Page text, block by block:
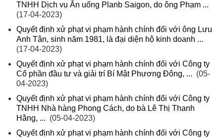
TNHH Dịch vụ Ăn uống Planb Saigon, do ông Phạm ...
(17-04-2023)
Quyết định xử phạt vi phạm hành chính đối với ông Lưu
Anh Tân, sinh năm 1981, là đại diện hộ kinh doanh ...
(17-04-2023)
Quyết định xử phạt vi phạm hành chính đối với Công ty
Cổ phần đầu tư và giải trí Bí Mật Phương Đông, ... (05-
04-2023)
Quyết định xử phạt vi phạm hành chính đối với Công ty
TNHH Nhà hàng Phong Cách, do bà Lê Thị Thanh
Hằng, ... (05-04-2023)
Quyết định xử phạt vi phạm hành chính đối với Công ty